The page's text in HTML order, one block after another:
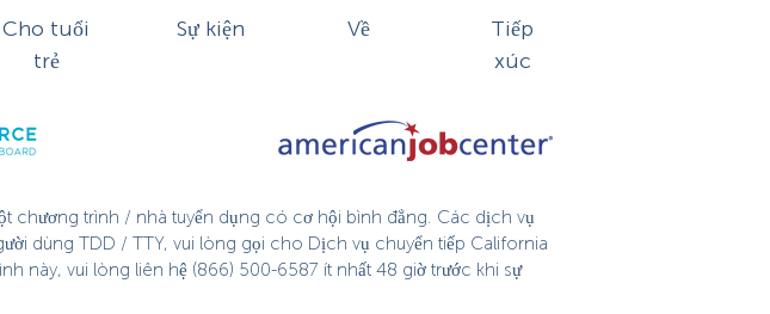
Cho tuổi
trẻ
Sự kiện Về
Tiếp
xúc
chương trình / nhà tuyển dụng có cơ hội bình đẳng. Các dịch vụ
dùng TDD / TTY, vui lòng gọi cho Dịch vụ chuyển tiếp California
này, vui lòng liên hệ (866) 500-6587 ít nhất 48 giờ trước khi sự